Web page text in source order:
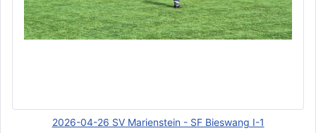
2026-04-26 SV Marienstein - SF Bieswang I-1